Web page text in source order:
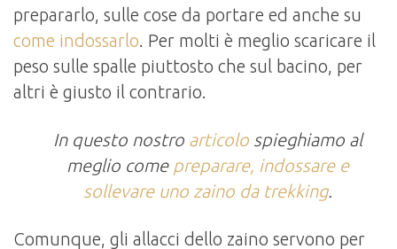
prepararlo, sulle cose da portare ed anche su
come indossarlo. Per molti è meglio scaricare il
peso sulle spalle piuttosto che sul bacino, per
altri è giusto il contrario.
In questo nostro articolospieghiamo al
meglio come preparare, indossare e
sollevare uno zaino da trekking.
Comunque, gli allacci dello zaino servono per